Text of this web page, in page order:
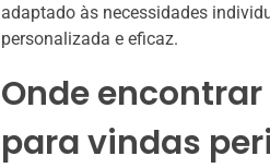
adaptado às necessidades
personalizada e eficaz.
Onde
para vindas